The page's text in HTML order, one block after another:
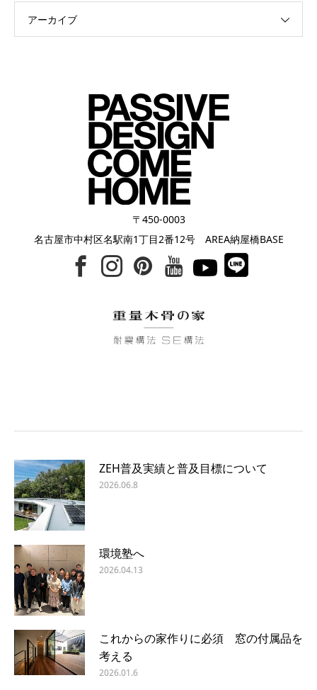
アーカイブ
〒450-0003
名古屋市中村区名駅南1丁目2番12号 AREA納屋橋BASE
ZEH普及実績と普及目標について
2026.06.8
環境塾へ
2026.04.13
これからの家作りに必須 窓の付属品を
考える
2026.01.6